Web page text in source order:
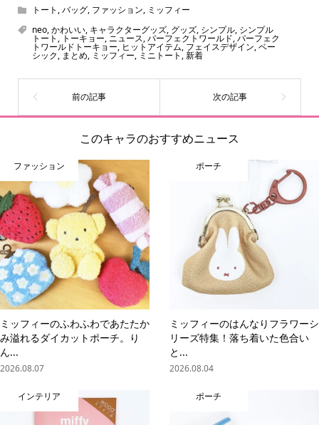
ん！200種以上のトレンディなキャラクターやアニメキャラ
をご紹介しています。生まれたばかりの新しいキャラクタ
ーをいち早く皆さんにお届けすることも、私たちの使命の
ひとつです。
トート ,バッグ, ファッション, ミッフィー
neo,かわいい, キャラクターグッズ, グッズ, シンプル, シンプル
トート ,トーキョー, ニュース,パーフェクトワールド,パーフェク
トワールドトーキョー, ヒットアイテム, フェイスデザイン,ベー
シック, まとめ, ミッフィー, ミニトート,新着
このキャラのおすすめニュース
ファッション
ミッフィーのふわふわであたたか
み溢れるダイカットポーチ。り
ん...
2026.08.07
ポーチ
ミッフィーのはんなりフラワーシ
リーズ特集！落ち着いた色合い
と...
2026.08.04
インテリア ポーチ